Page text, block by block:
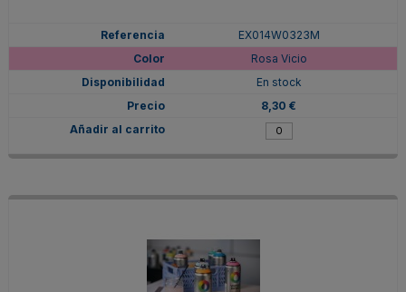
EX014W0323M
Rosa Vicio
En stock
8,30 €